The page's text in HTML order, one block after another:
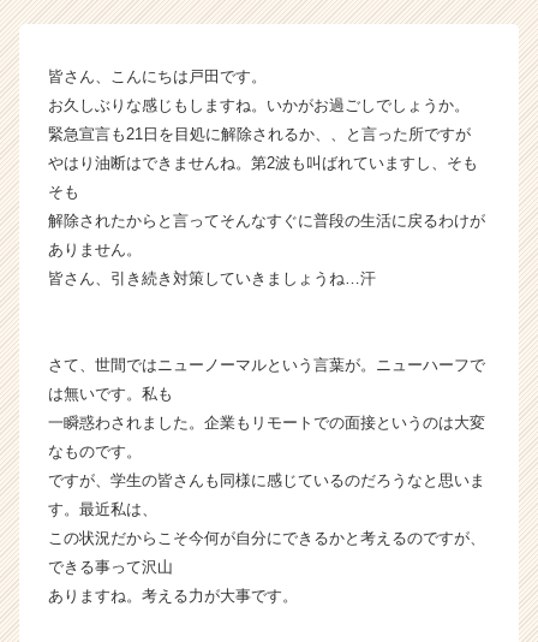
ー・
成
長
企
ら
カ
が
就
サ
ト
ア
皆さん、こんにちは戸田です。
お久しぶりな感じもしますね。いかがお過ごしでしょうか。
緊急宣言も21日を目処に解除されるか、、と言った所ですが
やはり油断はできませんね。第2波も叫ばれていますし、そも
そも
解除されたからと言ってそんなすぐに普段の生活に戻るわけが
ありません。
皆さん、引き続き対策していきましょうね…汗
さて、世間ではニューノーマルという言葉が。ニューハーフで
は無いです。私も
一瞬惑わされました。企業もリモートでの面接というのは大変
なものです。
ですが、学生の皆さんも同様に感じているのだろうなと思いま
す。最近私は、
この状況だからこそ今何が自分にできるかと考えるのですが、
できる事って沢山
ありますね。考える力が大事です。